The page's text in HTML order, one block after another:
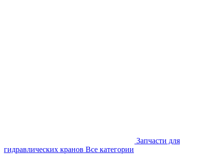
Запчасти для
гидравлических кранов Все категории